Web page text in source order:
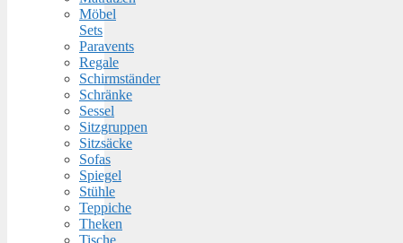
Möbel
Sets
Paravents
Regale
Schirmständer
Schränke
Sessel
Sitzgruppen
Sitzsäcke
Sofas
Spiegel
Stühle
Teppiche
Theken
Tische